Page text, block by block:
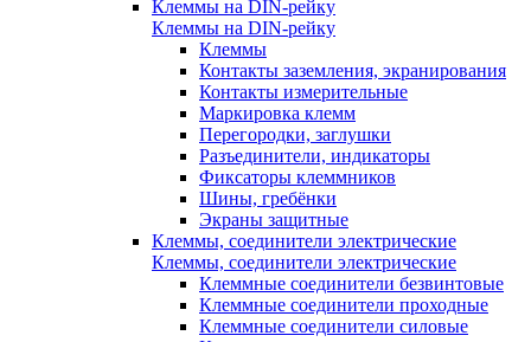
Клеммы на DIN-рейку
Клеммы на DIN-рейку
Клеммы
Контакты заземления, экранирования
Контакты измерительные
Маркировка клемм
Перегородки, заглушки
Разъединители, индикаторы
Фиксаторы клеммников
Шины, гребёнки
Экраны защитные
Клеммы, соединители электрические
Клеммы, соединители электрические
Клеммные соединители безвинтовые
Клеммные соединители проходные
Клеммные соединители силовые